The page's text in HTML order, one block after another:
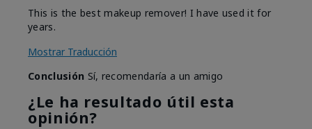
This is the best makeup remover! I have used it for
years.
Mostrar Traducción
Conclusión Sí, recomendaría a un amigo
¿Le ha resultado útil esta
opinión?